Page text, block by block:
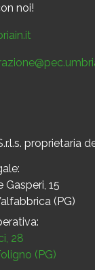
noi!
proprietaria
Gasperi, 15
(PG)
28
(PG)